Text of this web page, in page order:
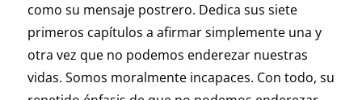
como su mensaje postrero. Dedica sus siete
primeros capítulos a afirmar simplemente una y
otra vez que no podemos enderezar nuestras
vidas. Somos moralmente incapaces. Con todo, su